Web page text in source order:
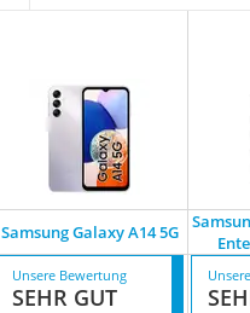
Samsung Galaxy A14 5G
Unsere Bewertung
SEHR GUT